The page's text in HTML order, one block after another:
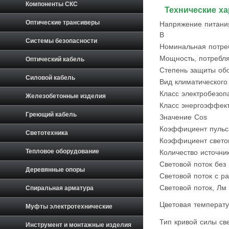
Технические
Напряжение
В
Номинальная
Мощность,
Степень защиты
Вид
Класс
Класс
Значение Cos
Коэффициент
Коэффициент
Количество
Световой поток
Световой поток с
Световой поток, Лм
Цветовая
Тип кривой силы
Компоненты СКС
Оптические трансиверы
Системы безопасности
Оптический кабель
Силовой кабель
Железобетонные изделия
Греющий кабель
Светотехника
Тепловое оборудование
Деревянные опоры
Спиральная арматура
Муфты электротехнические
Инструмент и монтажные изделия